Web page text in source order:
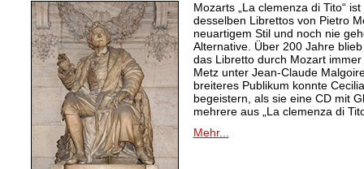
Mozarts „La clemenza di Tito“
desselben Librettos von Pietro
neuartigem Stil und noch nie
Alternative. Über 200 Jahre
das Libretto durch Mozart
Metz unter Jean-Claude
breiteres Publikum konnte
begeistern, als sie eine CD mit
mehrere aus „La clemenza di
Mehr...